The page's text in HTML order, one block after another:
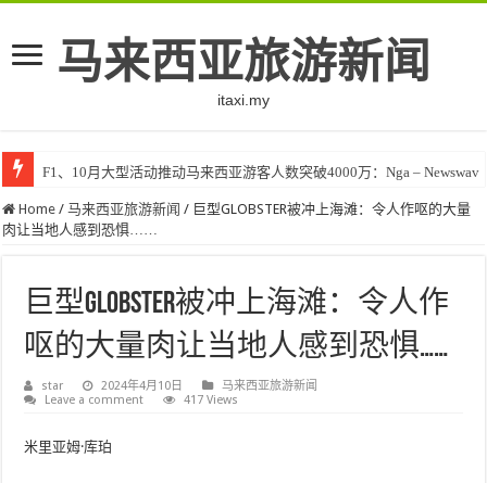
马来西亚旅游新闻
itaxi.my
F1、10月大型活动推动马来西亚游客人数突破4000万：Nga – Newswav
Home / 马来西亚旅游新闻 / 巨型GLOBSTER被冲上海滩：令人作呕的大量
肉让当地人感到恐惧……
巨型GLOBSTER被冲上海滩：令人作
呕的大量肉让当地人感到恐惧……
star 2024年4月10日
马来西亚旅游新闻
Leave a comment
417 Views
米里亚姆·库珀